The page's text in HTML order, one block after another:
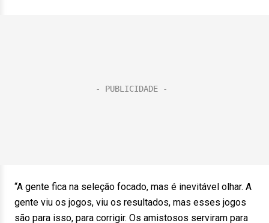
“A gente fica na seleção focado, mas é inevitável olhar. A
gente viu os jogos, viu os resultados, mas esses jogos
são para isso, para corrigir. Os amistosos serviram para